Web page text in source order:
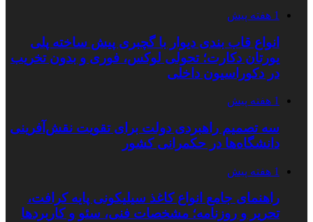
1 هفته پیش
انواع قاب بندی دیوار با گچبری پیش ساخته پلی
یورتان دکارت؛ تحولی لوکس، فوری و بدون تخریب
در دکوراسیون داخلی
1 هفته پیش
سه تصمیم راهبردی دولت برای تقویت نقش‌آفرینی
دانشگاه‌ها در حکمرانی کشور
1 هفته پیش
راهنمای جامع انواع کاغذ سیلیکونی پایه کرافت،
تحریر و روزنامه؛ مشخصات فنی، سئو و کاربردها